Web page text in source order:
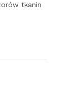
tkanin